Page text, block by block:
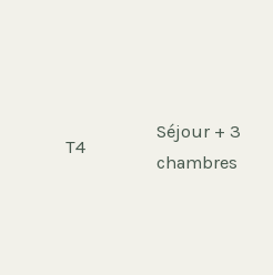
T4
Séjour + 3
chambres